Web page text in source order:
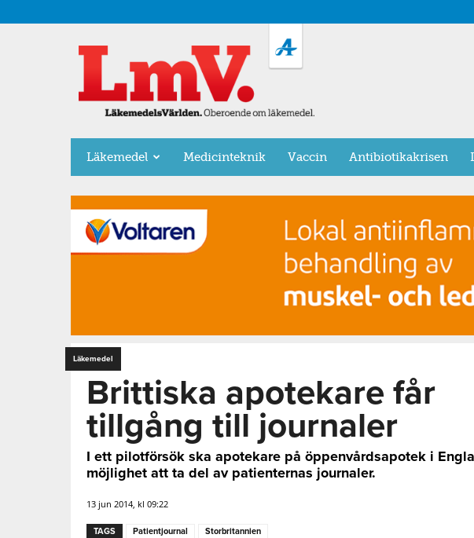
LäkemedelsVärlden
Läkemedel Medicinteknik Vaccin Antibiotikakrisen
Läkemedel
Brittiska apotekare får
tillgång till journaler
I ett pilotförsök ska apotekare på öppenvårdsapotek i
möjlighet att ta del av patienternas journaler.
13 jun 2014, kl 09:22
TAGS Patientjournal Storbritannien